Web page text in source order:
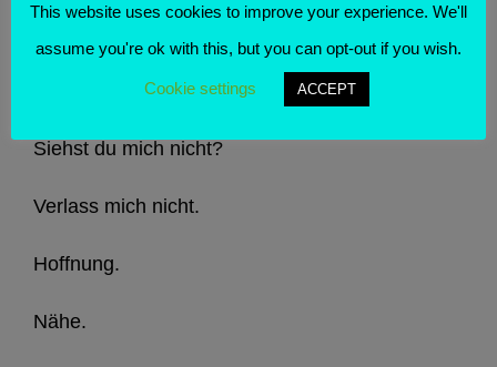
Hörst du nicht die schöne Gitarrenmusik?
Siehst du mich nicht?
Verlass mich nicht.
Hoffnung.
Nähe.
This website uses cookies to improve your experience. We'll
assume you're ok with this, but you can opt-out if you wish.
Cookie settings ACCEPT